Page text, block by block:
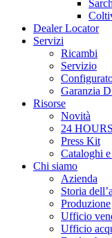
Dealer Locator
Servizi
Ricambi
Servizio
Garanzia
Risorse
Novità
24
Press Kit
Cataloghi
Chi siamo
Azienda
Storia
Produzione
Ufficio
Ufficio